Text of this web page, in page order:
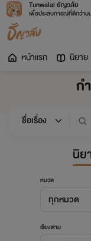
Tunwalai ธัญวลัย
เพื่อประสบการณ์ที่ดีกว่า
หน้าแรก นิยาย
ก
นิย
หมวด
ทุกหมวด
เรียงตาม